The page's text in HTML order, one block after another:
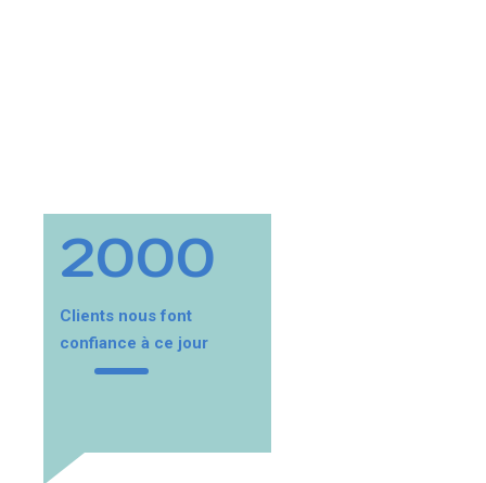
2000
Clients nous font
confiance à ce jour